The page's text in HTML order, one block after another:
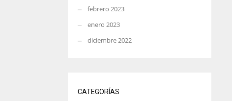
febrero 2023
enero 2023
diciembre 2022
CATEGORÍAS